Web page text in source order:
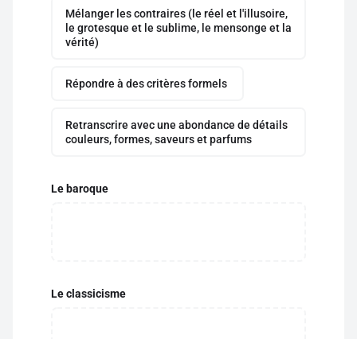
Mélanger les contraires (le réel et l'illusoire,
le grotesque et le sublime, le mensonge et la
vérité)
Répondre à des critères formels
Retranscrire avec une abondance de détails
couleurs, formes, saveurs et parfums
Le baroque
Le classicisme